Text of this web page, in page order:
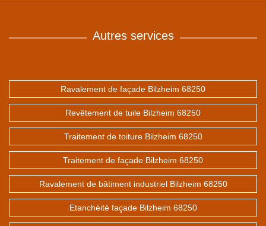
Autres services
Ravalement de façade Bilzheim 68250
Revêtement de tuile Bilzheim 68250
Traitement de toiture Bilzheim 68250
Traitement de façade Bilzheim 68250
Ravalement de bâtiment industriel Bilzheim 68250
Etanchéité façade Bilzheim 68250